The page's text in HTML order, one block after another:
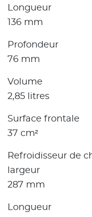
Longueur
136 mm
Profondeur
76 mm
Volume
2,85 litres
Surface frontale
37 cm²
Refroidisseur de
largeur
287 mm
Longueur